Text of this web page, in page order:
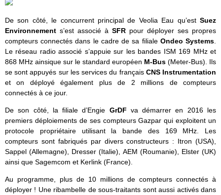
De son côté, le concurrent principal de Veolia Eau qu’est Suez
Environnement s’est associé à SFR pour déployer ses propres
compteurs connectés dans le cadre de sa filiale Ondeo Systems
Le réseau radio associé s’appuie sur les bandes ISM 169 MHz et
868 MHz ainsique sur le standard européen M-Bus (Meter-Bus). Ils
se sont appuyés sur les services du français CNS Instrumentation
et on déployé également plus de 2 millions de compteurs
connectés à ce jour.
De son côté, la filiale d’Engie GrDF va démarrer en 2016 les
premiers déploiements de ses compteurs Gazpar qui exploitent un
protocole propriétaire utilisant la bande des 169 MHz. Les
compteurs sont fabriqués par divers constructeurs : Itron (USA),
Sappel (Allemagne), Dresser (Italie), AEM (Roumanie), Elster (UK)
ainsi que Sagemcom et ­Kerlink (France).
Au programme, plus de 10 millions de compteurs connectés à
déployer ! Une ribambelle de sous-traitants sont aussi activés dans